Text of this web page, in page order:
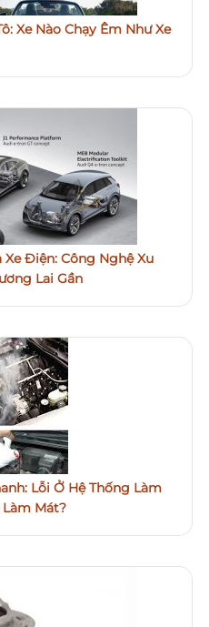
Xe Nào Chạy Êm Như Xe
Điện: Công Nghệ Xu
Lai Gần
Lỗi Ở Hệ Thống Làm
Mát?